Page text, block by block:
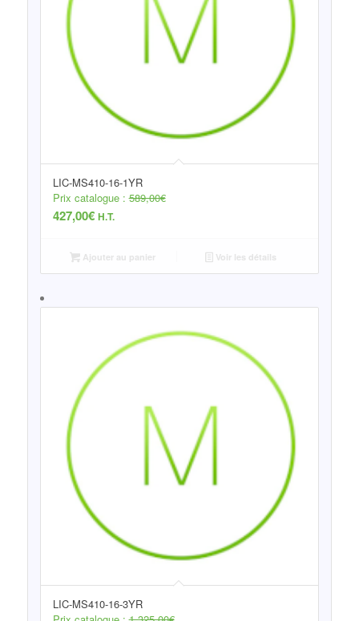
LIC-MS410-16-1YR
Prix catalogue :589,00€
427,00€ H.T.
Ajouter au panier Voir les détails
LIC-MS410-16-3YR